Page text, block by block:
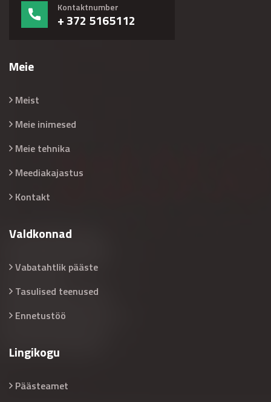
Kontaktnumber
+ 372 5165112
Meie
Meist
Meie inimesed
Meie tehnika
Meediakajastus
Kontakt
Valdkonnad
Vabatahtlik pääste
Tasulised teenused
Ennetustöö
Lingikogu
Päästeamet